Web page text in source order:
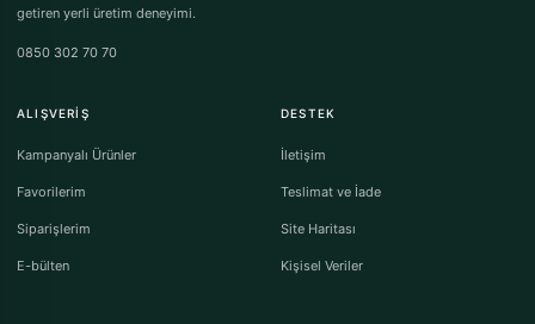
getiren yerli üretim deneyimi.
0850 302 70 70
ALIŞVERIŞ
Kampanyalı Ürünler
Favorilerim
Siparişlerim
E-bülten
DESTEK
İletişim
Teslimat ve İade
Site Haritası
Kişisel Veriler